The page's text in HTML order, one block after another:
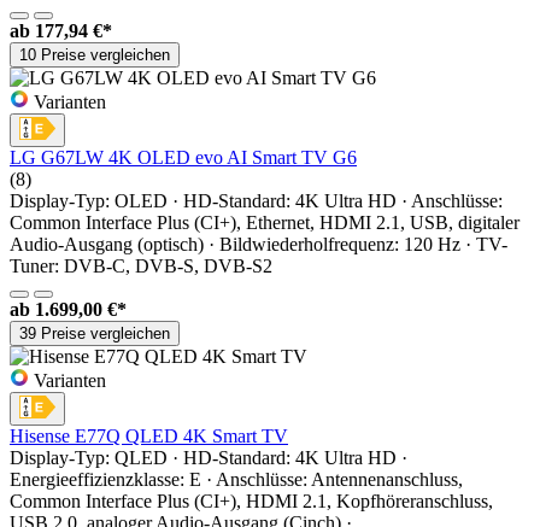
ab 177,94 €*
10 Preise vergleichen
Varianten
LG G67LW 4K OLED evo AI Smart TV G6
(8)
Display-Typ: OLED · HD-Standard: 4K Ultra HD · Anschlüsse:
Common Interface Plus (CI+), Ethernet, HDMI 2.1, USB, digitaler
Audio-Ausgang (optisch) · Bildwiederholfrequenz: 120 Hz · TV-
Tuner: DVB-C, DVB-S, DVB-S2
ab 1.699,00 €*
39 Preise vergleichen
Varianten
Hisense E77Q QLED 4K Smart TV
Display-Typ: QLED · HD-Standard: 4K Ultra HD ·
Energieeffizienzklasse: E · Anschlüsse: Antennenanschluss,
Common Interface Plus (CI+), HDMI 2.1, Kopfhöreranschluss,
USB 2.0, analoger Audio-Ausgang (Cinch) ·